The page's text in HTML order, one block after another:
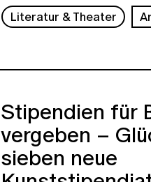
Literatur & Theater
Stipendien für
vergeben –
sieben neue